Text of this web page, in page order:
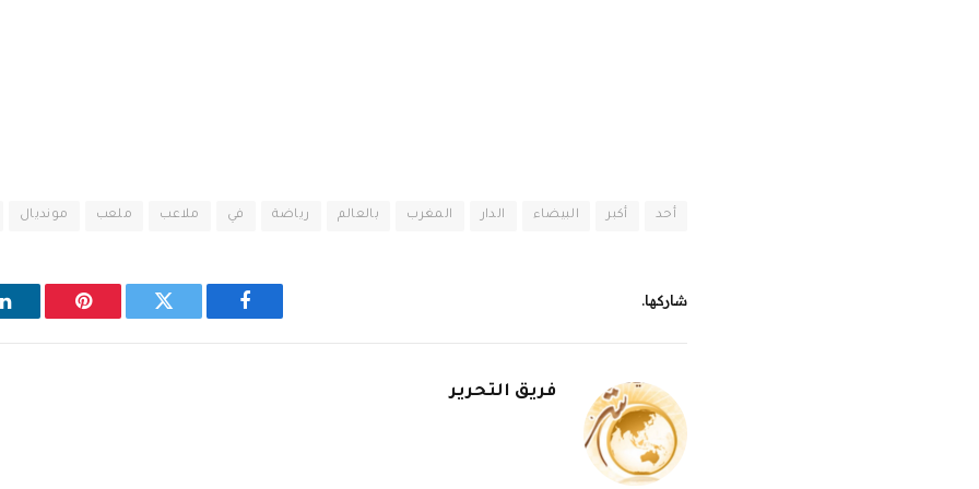
أحد أكبر البيضاء الدار المغرب بالعالم رياضة في ملاعب ملعب مونديال
شاركها.
فيسبوك تويتر بينتيريست
فريق التحرير